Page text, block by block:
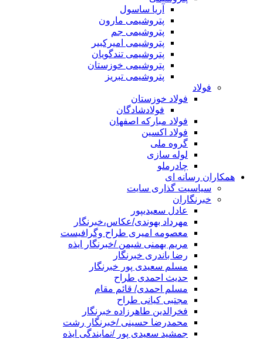
آریا ساسول
پتروشیمی مارون
پتروشیمی جم
پتروشیمی امیرکبیر
پتروشیمی تندگویان
پتروشیمی خوزستان
پتروشیمی تبریز
فولاد
فولاد خوزستان
فولادشادگان
فولاد مبارکه اصفهان
فولاد اکسین
گروه ملی
لوله سازی
چادرملو
همکاران رسانه ای
سیاسیت گذاری سایت
خبرنگاران
عادل سعیدیپور
مهرداد بهوندی/عکاس،خبرنگار
معصومه امیری طراح وگرافیست
مریم بهمنی شیمن /خبرنگار ایذه
رضا باندری خبرنگار
مسلم سعیدی پور خبرنگار
حدیث احمدی طراح
مسلم احمدی/ قائم مقام
مجتبی کیانی طراح
فخرالدین طاهرزاده خبرنگار
محمدرضا حسینی /خبرنگار رشت
جمشید سعیدی پور /نمایندگی ایذه